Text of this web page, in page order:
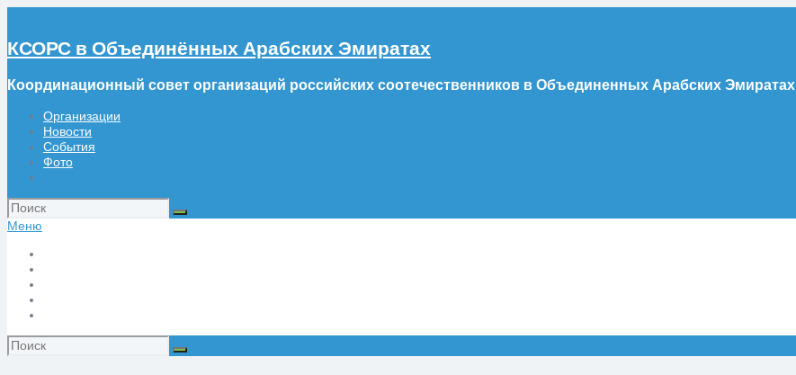
КСОРС в Объединённых Арабских Эмиратах
Координационный совет организаций российских соотечественников в Объединенных Арабских Эмиратах
Организации
Новости
События
Фото
Искать:
Меню
Искать: